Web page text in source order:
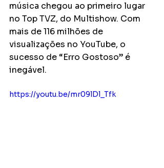
música chegou ao primeiro lugar
no Top TVZ, do Multishow. Com
mais de 116 milhões de
visualizações no YouTube, o
sucesso de “Erro Gostoso” é
inegável.
https://youtu.be/mr09lDl_Tfk